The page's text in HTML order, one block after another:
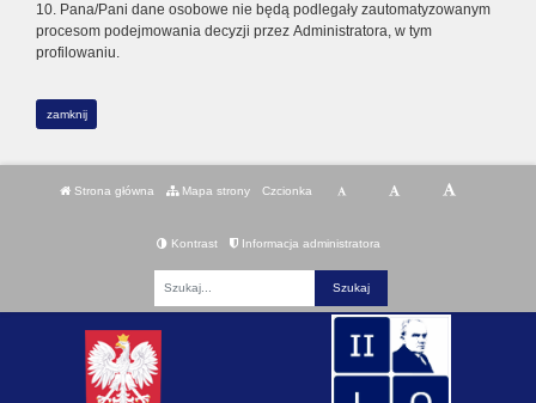
10. Pana/Pani dane osobowe nie będą podlegały zautomatyzowanym
procesom podejmowania decyzji przez Administratora, w tym
profilowaniu.
zamknij
Strona główna Mapa strony Czcionka
Kontrast Informacja administratora